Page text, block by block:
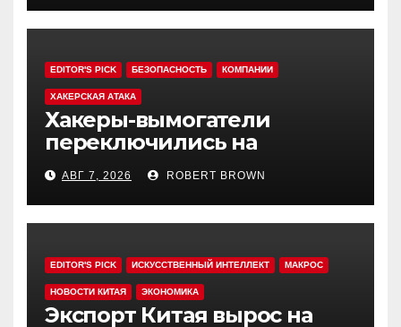
EDITOR'S PICK БЕЗОПАСНОСТЬ КОМПАНИИ
ХАКЕРСКАЯ АТАКА
Хакеры-вымогатели
переключились на
инвестфонды с Уолл-стрит
АВГ 7, 2026 ROBERT BROWN
EDITOR'S PICK ИСКУССТВЕННЫЙ ИНТЕЛЛЕКТ МАКРОС
НОВОСТИ КИТАЯ ЭКОНОМИКА
Экспорт Китая вырос на